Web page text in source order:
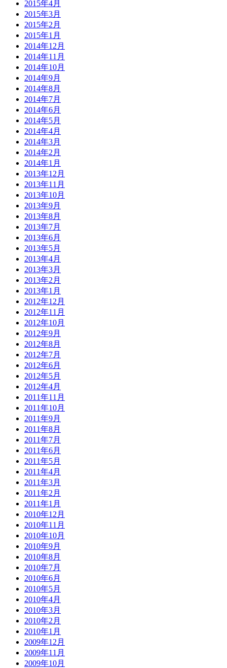
2015年4月
2015年3月
2015年2月
2015年1月
2014年12月
2014年11月
2014年10月
2014年9月
2014年8月
2014年7月
2014年6月
2014年5月
2014年4月
2014年3月
2014年2月
2014年1月
2013年12月
2013年11月
2013年10月
2013年9月
2013年8月
2013年7月
2013年6月
2013年5月
2013年4月
2013年3月
2013年2月
2013年1月
2012年12月
2012年11月
2012年10月
2012年9月
2012年8月
2012年7月
2012年6月
2012年5月
2012年4月
2011年11月
2011年10月
2011年9月
2011年8月
2011年7月
2011年6月
2011年5月
2011年4月
2011年3月
2011年2月
2011年1月
2010年12月
2010年11月
2010年10月
2010年9月
2010年8月
2010年7月
2010年6月
2010年5月
2010年4月
2010年3月
2010年2月
2010年1月
2009年12月
2009年11月
2009年10月